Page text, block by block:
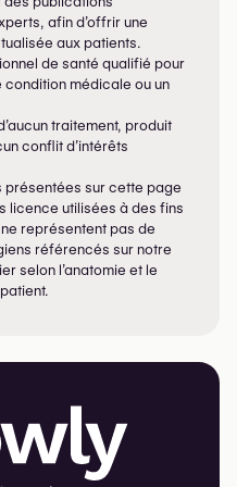
du visage
plus tôt que le
osseuses, marquées
la graisse expliquent
de la peau.
des mains
afin d’offrir une
aux patients.
de santé qualifié pour
médicale ou un
traitement, produit
conflit d’intérêts
présentées sur cette page
licence utilisées à des fins
ne représentent pas de
référencés sur notre
selon l’anatomie et le